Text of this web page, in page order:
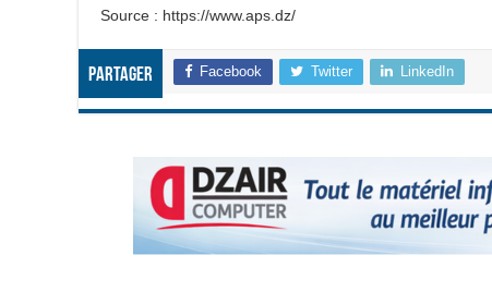
Source : https://www.aps.dz/
Partager Facebook Twitter LinkedIn